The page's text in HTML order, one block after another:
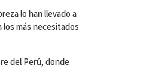
lo han llevado a
más necesitados
del Perú, donde